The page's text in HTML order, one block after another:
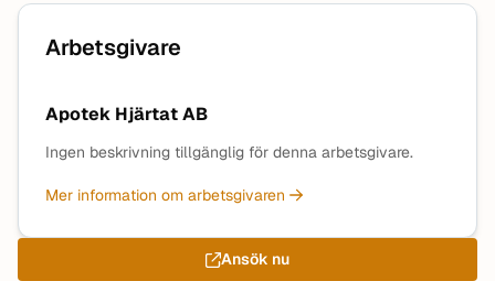
Arbetsgivare
Apotek Hjärtat AB
Ingen beskrivning tillgänglig för denna arbetsgivare.
Mer information om arbetsgivaren
Ansök nu